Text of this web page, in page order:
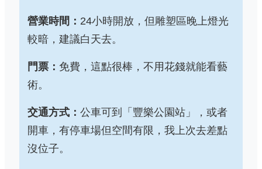
營業時間： 24小時開放，但雕塑區晚上燈光
較暗，建議白天去。
門票： 免費，這點很棒，不用花錢就能看藝
術。
交通方式： 公車可到「豐樂公園站」，或者
開車，有停車場但空間有限，我上次去差點
沒位子。